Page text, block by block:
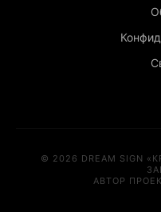
© 2026 DREAM SIGN
АВТОР